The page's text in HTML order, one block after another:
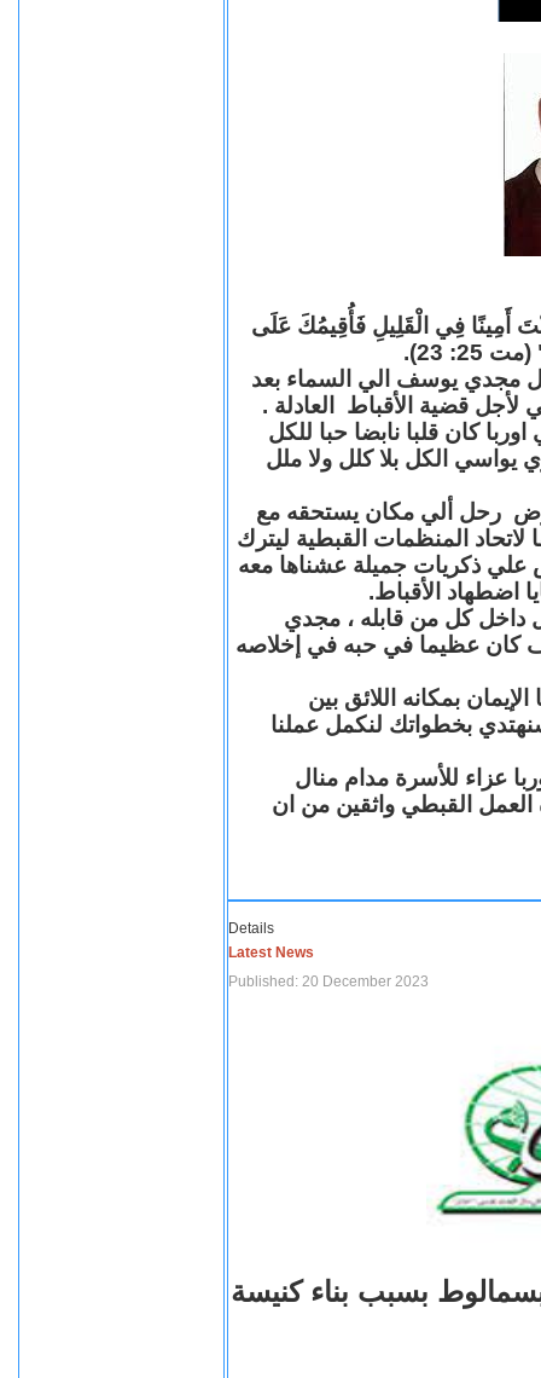
أَمِينًا فِي الْقَلِيلِ فَأُقِيمُكَ عَلَى
23).
مجدي يوسف الي السماء بعد
قضية الأقباط العادلة .
كان قلبا نابضا حبا للكل
يواسي الكل بلا كلل ولا ملل
رحل ألي مكان يستحقه مع
المنظمات القبطية ليترك
علي ذكريات جميلة عشناها معه
اضطهاد الأقباط.
داخل كل من قابله ، مجدي
عظيما في حبه في إخلاصه
بمكانه اللائق بين
بخطواتك لنكمل عملنا
عزاء للأسرة مدام منال
العمل القبطي واثقين من ان
Details
Latest News
Published: 20 December 2023
بسبب بناء كنيسة